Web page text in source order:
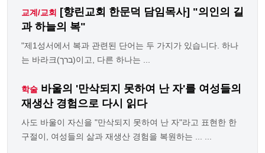
교계/교회 [향린교회 한문덕 담임목사] "의인의 길
과 하늘의 복"
"제1성서에서 복과 관련된 단어는 두 가지가 있습니다. 하나
는 바라크(ברך)이고, 다른 하나는 ...
학술 바울의 '만삭되지 못하여 난 자'를 여성들의
재생산 경험으로 다시 읽다
사도 바울이 자신을 "만삭되지 못하여 난 자"라고 표현한 한
구절이, 여성들의 삶과 재생산 경험을 복원하는 ... ...